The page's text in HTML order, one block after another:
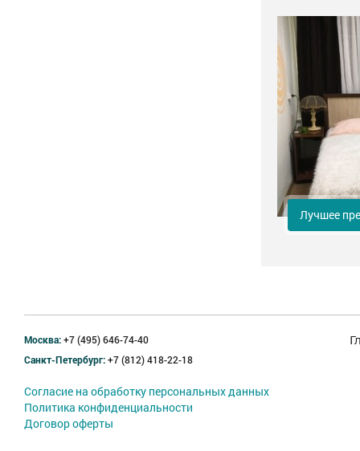
Лучшее
Москва:+7 (495) 646-74-40
Санкт-Петербург:+7 (812) 418-22-18
Согласие на обработку персональных данных
Политика конфиденциальности
Договор оферты